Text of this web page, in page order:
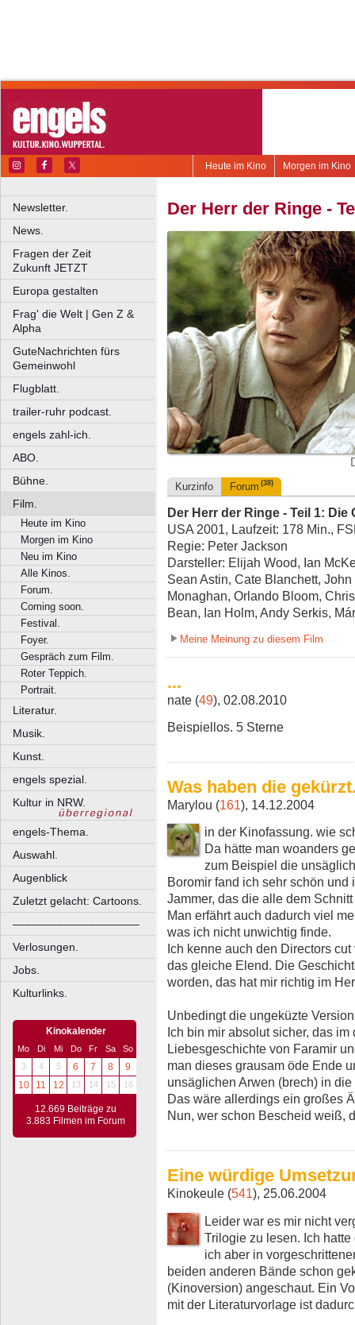
Morgen im Kino
Heute im Kino
Newsletter.
News.
Fragen der Zeit
Zukunft JETZT
Europa gestalten
Frag' die Welt | Gen Z &
Alpha
GuteNachrichten fürs
Gemeinwohl
Flugblatt.
trailer-ruhr podcast.
engels zahl-ich.
ABO.
Bühne.
Film.
Heute im Kino
Morgen im Kino
Neu im Kino
Alle Kinos.
Forum.
Coming soon.
Festival.
Foyer.
Gespräch zum Film.
Roter Teppich.
Portrait.
Literatur.
Musik.
Kunst.
engels spezial.
Kultur in NRW.
engels-Thema.
Auswahl.
Augenblick
Zuletzt gelacht: Cartoons.
––––––––––––––––––––
Verlosungen.
Jobs.
Kulturlinks.
Kinokalender
Mo Di Mi Do Fr Sa
So
3
4 5 6 7 8
9
10
11 12 13 14 15 16
12.669 Beiträge zu
3.883 Filmen im Forum
Der Herr der Ringe -
Kurzinfo Forum (38)
Der Herr der Ringe - Teil 1: Die
USA 2001, Laufzeit: 178 Min.,
Regie: Peter Jackson
Darsteller: Elijah Wood, Ian
Sean Astin, Cate Blanchett,
Monaghan, Orlando Bloom,
Bean, Ian Holm, Andy Serkis,
Meine Meinung zu diesem Film
...
nate (49), 02.08.2010
Beispiellos. 5 Sterne
Was haben die
Marylou (161), 14.12.2004
in der Kinofassung. wie
Da hätte man woanders
zum Beispiel die
Boromir fand ich sehr schön
Jammer, das die alle dem
Man erfährt auch dadurch viel
was ich nicht unwichtig finde.
Ich kenne auch den Directors
das gleiche Elend. Die
worden, das hat mir richtig im
Unbedingt die ungeküzte
Ich bin mir absolut sicher, das
Liebesgeschichte von Faramir
man dieses grausam öde Ende
unsäglichen Arwen (brech) in
Das wäre allerdings ein großes
Nun, wer schon Bescheid weiß,
Eine würdige
Kinokeule (541), 25.06.2004
Leider war es mir nicht
Trilogie zu lesen. Ich
ich aber in
beiden anderen Bände schon
(Kinoversion) angeschaut. Ein
mit der Literaturvorlage ist